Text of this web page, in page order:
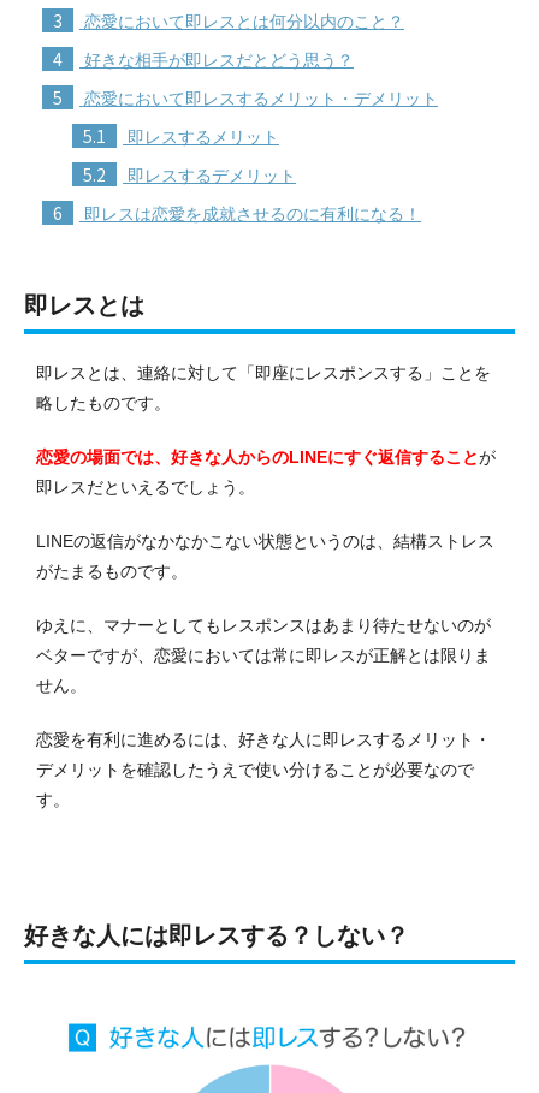
3 恋愛において即レスとは何分以内のこと？
4 好きな相手が即レスだとどう思う？
5 恋愛において即レスするメリット・デメリット
5.1 即レスするメリット
5.2 即レスするデメリット
6 即レスは恋愛を成就させるのに有利になる！
即レスとは
即レスとは、連絡に対して「即座にレスポンスする」ことを
略したものです。
恋愛の場面では、好きな人からのLINEにすぐ返信することが
即レスだといえるでしょう。
LINEの返信がなかなかこない状態というのは、結構ストレス
がたまるものです。
ゆえに、マナーとしてもレスポンスはあまり待たせないのが
ベターですが、恋愛においては常に即レスが正解とは限りま
せん。
恋愛を有利に進めるには、好きな人に即レスするメリット・
デメリットを確認したうえで使い分けることが必要なので
す。
好きな人には即レスする？しない？